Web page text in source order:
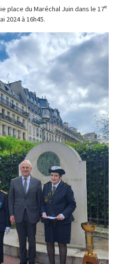
place du Maréchal Juin dans le 17e
2024 à 16h45.